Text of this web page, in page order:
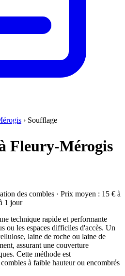
› Soufflage
Fleury-Mérogis
des combles · Prix moyen : 15 € à
1 jour
technique rapide et performante
ou les espaces difficiles d'accès. Un
laine de roche ou laine de
assurant une couverture
Cette méthode est
à faible hauteur ou encombrés